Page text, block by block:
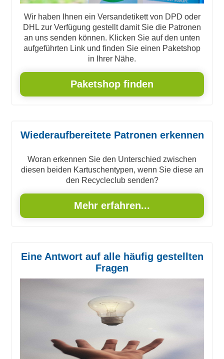
Wir haben Ihnen ein Versandetikett von DPD oder
DHL zur Verfügung gestellt damit Sie die Patronen
an uns senden können. Klicken Sie auf den unten
aufgeführten Link und finden Sie einen Paketshop
in Ihrer Nähe.
Paketshop finden
Wiederaufbereitete Patronen erkennen
Woran erkennen Sie den Unterschied zwischen
diesen beiden Kartuschentypen, wenn Sie diese an
den Recycleclub senden?
Mehr erfahren...
Eine Antwort auf alle häufig gestellten
Fragen